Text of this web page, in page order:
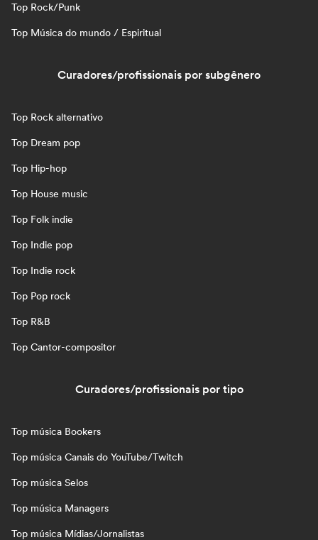
Top Rock/Punk
Top Música do mundo / Espiritual
Curadores/profissionais por subgênero
Top Rock alternativo
Top Dream pop
Top Hip-hop
Top House music
Top Folk indie
Top Indie pop
Top Indie rock
Top Pop rock
Top R&B
Top Cantor-compositor
Curadores/profissionais por tipo
Top música Bookers
Top música Canais do YouTube/Twitch
Top música Selos
Top música Managers
Top música Mídias/Jornalistas